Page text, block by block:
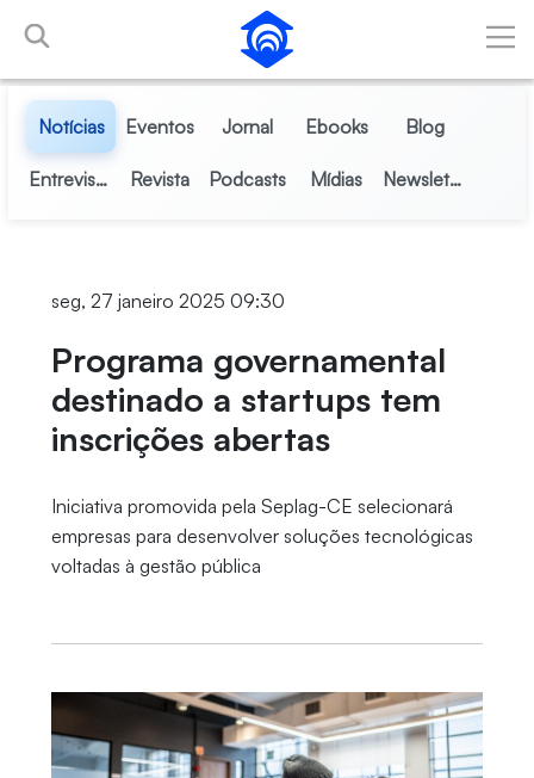
Pular para o Conteúdo principal
Notícias Eventos Jornal Ebooks Blog
Entrevistas Revista Podcasts Mídias Newsletter
seg, 27 janeiro 2025 09:30
Programa governamental
destinado a startups tem
inscrições abertas
Iniciativa promovida pela Seplag-CE selecionará
empresas para desenvolver soluções tecnológicas
voltadas à gestão pública